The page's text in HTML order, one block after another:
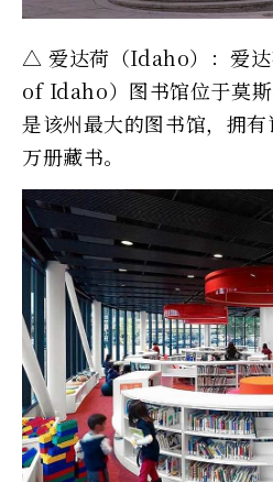
△ 爱达荷（Idaho）：爱
of Idaho）图书馆位于莫斯
是该州最大的图书馆，拥
万册藏书。